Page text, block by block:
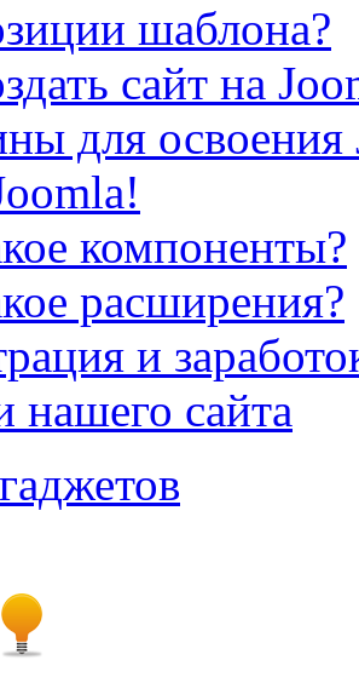
шаблона?
сайт на
для освоения
компоненты?
расширения?
и
нашего сайта